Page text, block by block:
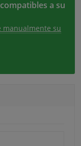
a su
manualmente su